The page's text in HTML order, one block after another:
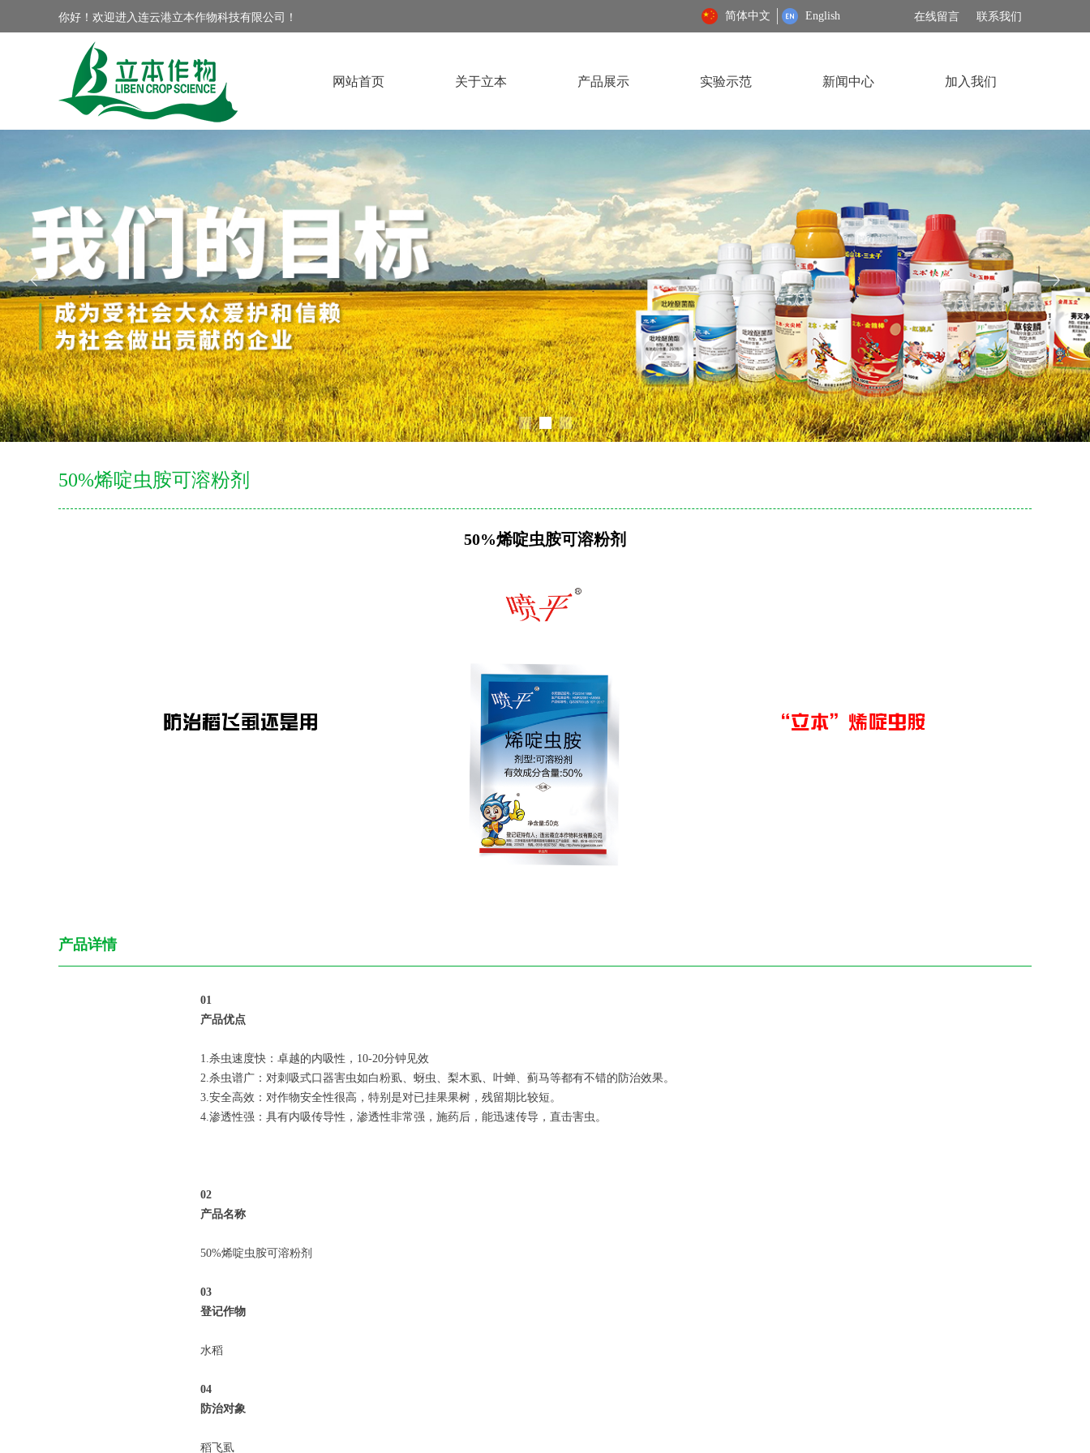
你好！欢迎进入连云港立本作物科技有限公司！ 简体中文 English 在线留言 联系我们
网站首页 关于立本 产品展示 实验示范 新闻中心 加入我们
ꂃ ꁹ
50%烯啶虫胺可溶粉剂
01
产品优点
1.杀虫速度快：卓越的内吸性，10-20分钟见效
2.杀虫谱广：对刺吸式口器害虫如白粉虱、蚜虫、梨木虱、叶蝉、蓟马等都有不错的防治效果。
3.安全高效：对作物安全性很高，特别是对已挂果果树，残留期比较短。
4.渗透性强：具有内吸传导性，渗透性非常强，施药后，能迅速传导，直击害虫。
02
产品名称
50%烯啶虫胺可溶粉剂
03
登记作物
水稻
04
防治对象
稻飞虱
50%烯啶虫胺可溶粉剂
产品详情